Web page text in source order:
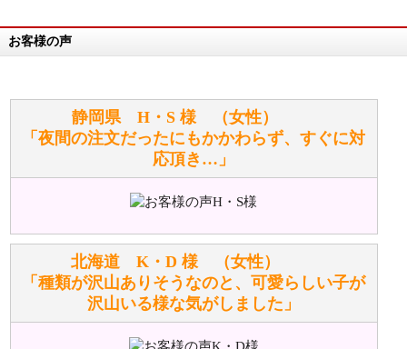
万が一欲しい商品が見つからない場合は、探して取り
お任せください！それは当店が謡っています「おも
てなしの心」で対応させていただきます。
シュタイフのぬいぐるみは洗濯できますか？ ぬいぐ
るみのお手入れ方法を教えてください。
詳しくはこちら をご覧ください。
ぬいぐるみの耳に付いているボタンやタグに、何か意
味などがありますか？
お客様の声
静岡県 H・S 様 （女性）
「夜間の注文だったにもかかわらず、すぐに対
応頂き…」
北海道 K・D 様 （女性）
「種類が沢山ありそうなのと、可愛らしい子が
沢山いる様な気がしました」